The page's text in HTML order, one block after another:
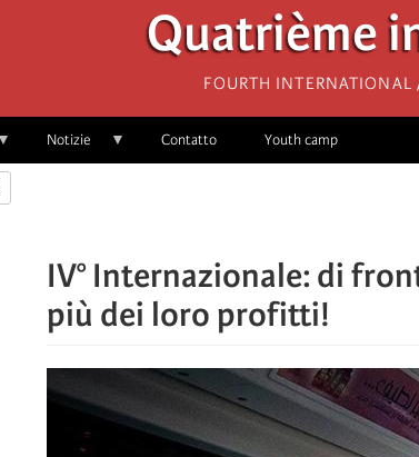
Quatrième
Fourth International
Notizie Contatto Youth camp
IV° Internazionale: di
più dei loro profitti!